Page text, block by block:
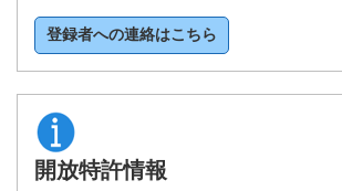
登録者への連絡はこちら
開放特許情報